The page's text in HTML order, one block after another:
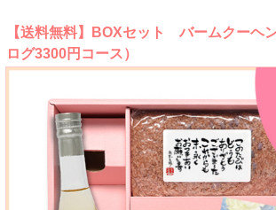
【送料無料】BOXセット バームクーヘ
ログ3300円コース）